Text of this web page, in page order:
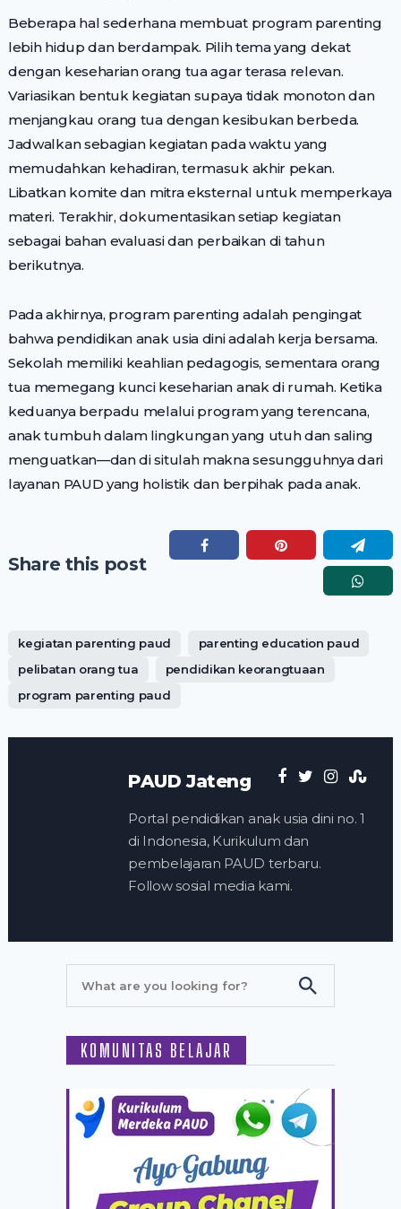
Beberapa hal sederhana membuat program parenting
lebih hidup dan berdampak. Pilih tema yang dekat
dengan keseharian orang tua agar terasa relevan.
Variasikan bentuk kegiatan supaya tidak monoton dan
menjangkau orang tua dengan kesibukan berbeda.
Jadwalkan sebagian kegiatan pada waktu yang
memudahkan kehadiran, termasuk akhir pekan.
Libatkan komite dan mitra eksternal untuk memperkaya
materi. Terakhir, dokumentasikan setiap kegiatan
sebagai bahan evaluasi dan perbaikan di tahun
berikutnya.
Pada akhirnya, program parenting adalah pengingat
bahwa pendidikan anak usia dini adalah kerja bersama.
Sekolah memiliki keahlian pedagogis, sementara orang
tua memegang kunci keseharian anak di rumah. Ketika
keduanya berpadu melalui program yang terencana,
anak tumbuh dalam lingkungan yang utuh dan saling
menguatkan—dan di situlah makna sesungguhnya dari
layanan PAUD yang holistik dan berpihak pada anak.
Share this post
kegiatan parenting paud
parenting education paud
pelibatan orang tua
pendidikan keorangtuaan
program parenting paud
PAUD Jateng
Portal pendidikan anak usia dini no. 1
di Indonesia, Kurikulum dan
pembelajaran PAUD terbaru.
Follow sosial media kami.
KOMUNITAS BELAJAR